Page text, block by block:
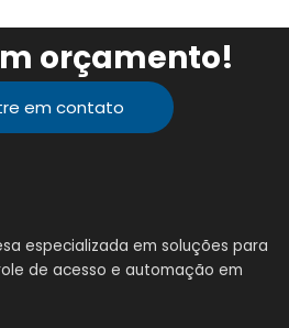
orçamento!
em contato
especializada em soluções para
de acesso e automação em